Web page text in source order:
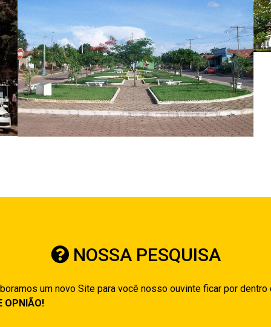
NOSSA PESQUISA
um novo Site para você nosso ouvinte ficar por
OPNIÃO!